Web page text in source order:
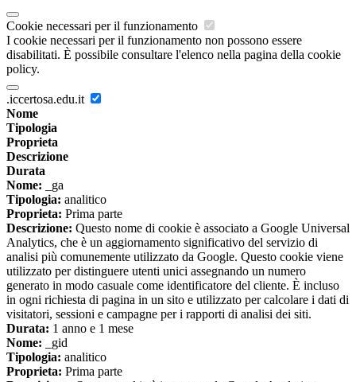
Cookie necessari per il funzionamento
I cookie necessari per il funzionamento non possono essere
disabilitati. È possibile consultare l'elenco nella pagina della cookie
policy.
.iccertosa.edu.it
Nome
Tipologia
Proprieta
Descrizione
Durata
Nome: _ga
Tipologia: analitico
Proprieta: Prima parte
Descrizione: Questo nome di cookie è associato a Google Universal
Analytics, che è un aggiornamento significativo del servizio di
analisi più comunemente utilizzato da Google. Questo cookie viene
utilizzato per distinguere utenti unici assegnando un numero
generato in modo casuale come identificatore del cliente. È incluso
in ogni richiesta di pagina in un sito e utilizzato per calcolare i dati di
visitatori, sessioni e campagne per i rapporti di analisi dei siti.
Durata: 1 anno e 1 mese
Nome: _gid
Tipologia: analitico
Proprieta: Prima parte